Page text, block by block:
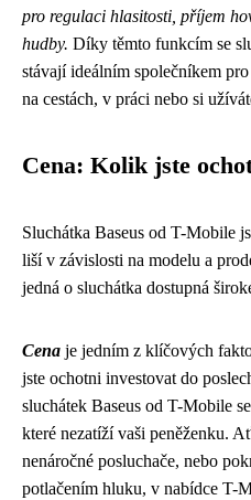
pro regulaci hlasitosti, příjem
hudby. Díky těmto funkcím se
stávají ideálním společníkem
na cestách, v práci nebo si
Cena: Kolik jste
Sluchátka Baseus od T-Mobile
liší v závislosti na modelu a
jedná o sluchátka dostupná
Cena je jedním z klíčových
jste ochotni investovat do
sluchátek Baseus od T-Mobile
které nezatíží vaši peněženku.
nenáročné posluchače, nebo
potlačením hluku, v nabídce T-